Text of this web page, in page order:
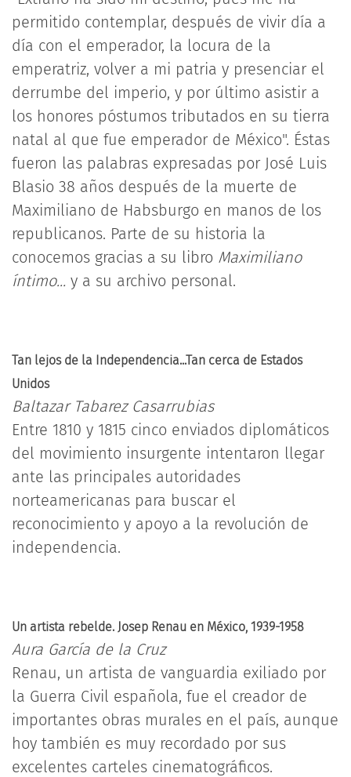
permitido contemplar, después de vivir día a
día con el emperador, la locura de la
emperatriz, volver a mi patria y presenciar el
derrumbe del imperio, y por último asistir a
los honores póstumos tributados en su tierra
natal al que fue emperador de México". Éstas
fueron las palabras expresadas por José Luis
Blasio 38 años después de la muerte de
Maximiliano de Habsburgo en manos de los
republicanos. Parte de su historia la
conocemos gracias a su libro Maximiliano
íntimo... y a su archivo personal.
Tan lejos de la Independencia...Tan cerca de Estados
Unidos
Baltazar Tabarez Casarrubias
Entre 1810 y 1815 cinco enviados diplomáticos
del movimiento insurgente intentaron llegar
ante las principales autoridades
norteamericanas para buscar el
reconocimiento y apoyo a la revolución de
independencia.
Un artista rebelde. Josep Renau en México, 1939-1958
Aura García de la Cruz
Renau, un artista de vanguardia exiliado por
la Guerra Civil española, fue el creador de
importantes obras murales en el país, aunque
hoy también es muy recordado por sus
excelentes carteles cinematográficos.